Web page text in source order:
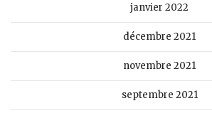
janvier 2022
décembre 2021
novembre 2021
septembre 2021